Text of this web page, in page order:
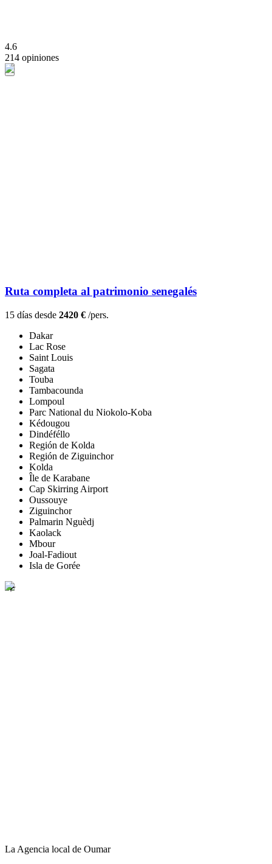
4.6
214 opiniones
Ruta completa al patrimonio senegalés
15 días desde 2420 € /pers.
Dakar
Lac Rose
Saint Louis
Sagata
Touba
Tambacounda
Lompoul
Parc National du Niokolo-Koba
Kédougou
Dindéféllo
Región de Kolda
Región de Ziguinchor
Kolda
Île de Karabane
Cap Skirring Airport
Oussouye
Ziguinchor
Palmarin Nguèdj
Kaolack
Mbour
Joal-Fadiout
Isla de Gorée
La Agencia local de Oumar